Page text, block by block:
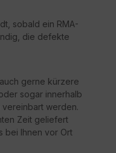
sobald ein RMA-
die defekte
gerne kürzere
sogar innerhalb
vereinbart werden.
Zeit geliefert
bei Ihnen vor Ort